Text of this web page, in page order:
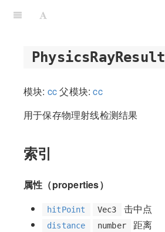
PhysicsRayResult
模块: cc父模块:cc
用于保存物理射线检测结果
索引
属性（properties）
hitPoint Vec3 击中点
distance number 距离